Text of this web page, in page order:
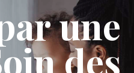
une
des